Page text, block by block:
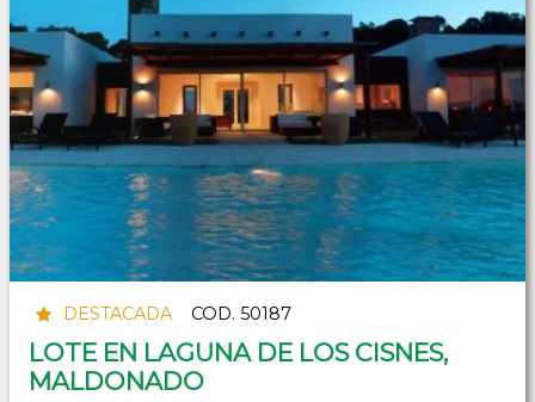
DESTACADA COD. 50187
LOTE EN LAGUNA DE LOS CISNES,
MALDONADO